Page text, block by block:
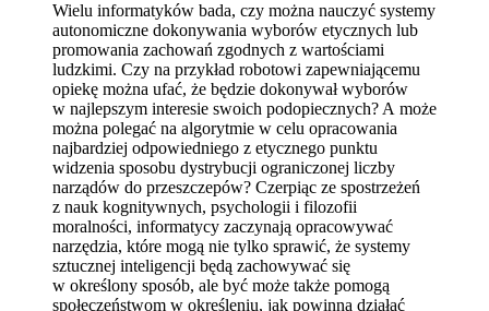
Wielu informatyków bada, czy można nauczyć systemy
autonomiczne dokonywania wyborów etycznych lub
promowania zachowań zgodnych z wartościami
ludzkimi. Czy na przykład robotowi zapewniającemu
opiekę można ufać, że będzie dokonywał wyborów
w najlepszym interesie swoich podopiecznych? A może
można polegać na algorytmie w celu opracowania
najbardziej odpowiedniego z etycznego punktu
widzenia sposobu dystrybucji ograniczonej liczby
narządów do przeszczepów? Czerpiąc ze spostrzeżeń
z nauk kognitywnych, psychologii i filozofii
moralności, informatycy zaczynają opracowywać
narzędzia, które mogą nie tylko sprawić, że systemy
sztucznej inteligencji będą zachowywać się
w określony sposób, ale być może także pomogą
społeczeństwom w określeniu, jak powinna działać